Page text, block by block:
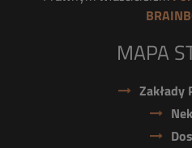
MAPA
Zakłady